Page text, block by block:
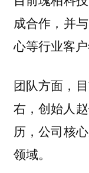
成合作，并
心等行业客户
团队方面，
右，创始人
历，公司核
领域。